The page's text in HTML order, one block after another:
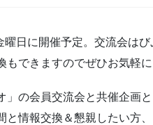
日に開催予定。交流会は
できますのでぜひお気軽に
」の会員交流会と共催企画
と情報交換＆懇親したい方